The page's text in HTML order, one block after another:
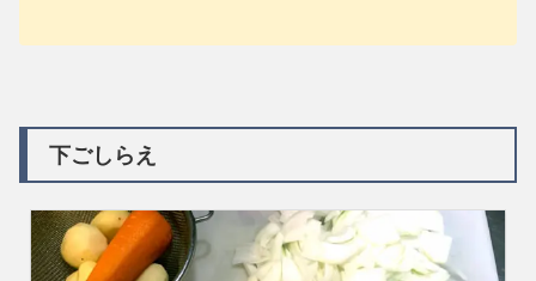
下ごしらえ